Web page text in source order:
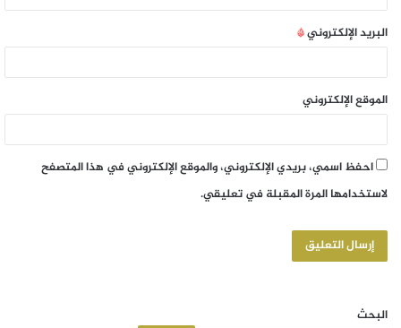
البريد الإلكتروني*
الموقع الإلكتروني
احفظ اسمي، بريدي الإلكتروني، والموقع الإلكتروني في هذا المتصفح
لاستخدامها المرة المقبلة في تعليقي.
البحث